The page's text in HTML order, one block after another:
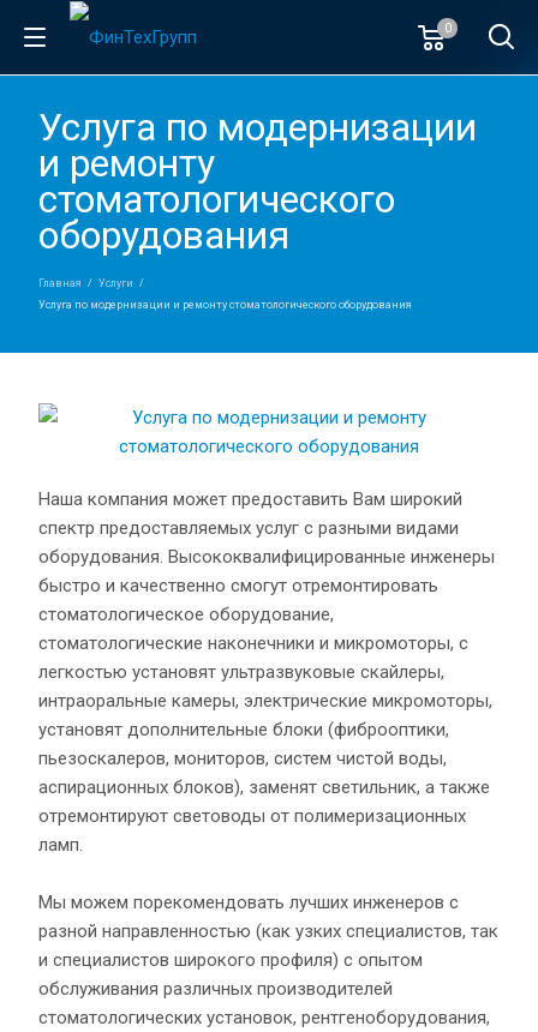
0
Услуга по модернизации
и ремонту
стоматологического
оборудования
Главная
Услуги
Услуга по модернизации и ремонту стоматологического оборудования
Наша компания может предоставить Вам широкий
спектр предоставляемых услуг с разными видами
оборудования. Высококвалифицированные инженеры
быстро и качественно смогут отремонтировать
стоматологическое оборудование,
стоматологические наконечники и микромоторы, с
легкостью установят ультразвуковые скайлеры,
интраоральные камеры, электрические микромоторы,
установят дополнительные блоки (фиброоптики,
пьезоскалеров, мониторов, систем чистой воды,
аспирационных блоков), заменят светильник, а также
отремонтируют световоды от полимеризационных
ламп.
Мы можем порекомендовать лучших инженеров с
разной направленностью (как узких специалистов, так
и специалистов широкого профиля) с опытом
обслуживания различных производителей
стоматологических установок, рентгеноборудования,